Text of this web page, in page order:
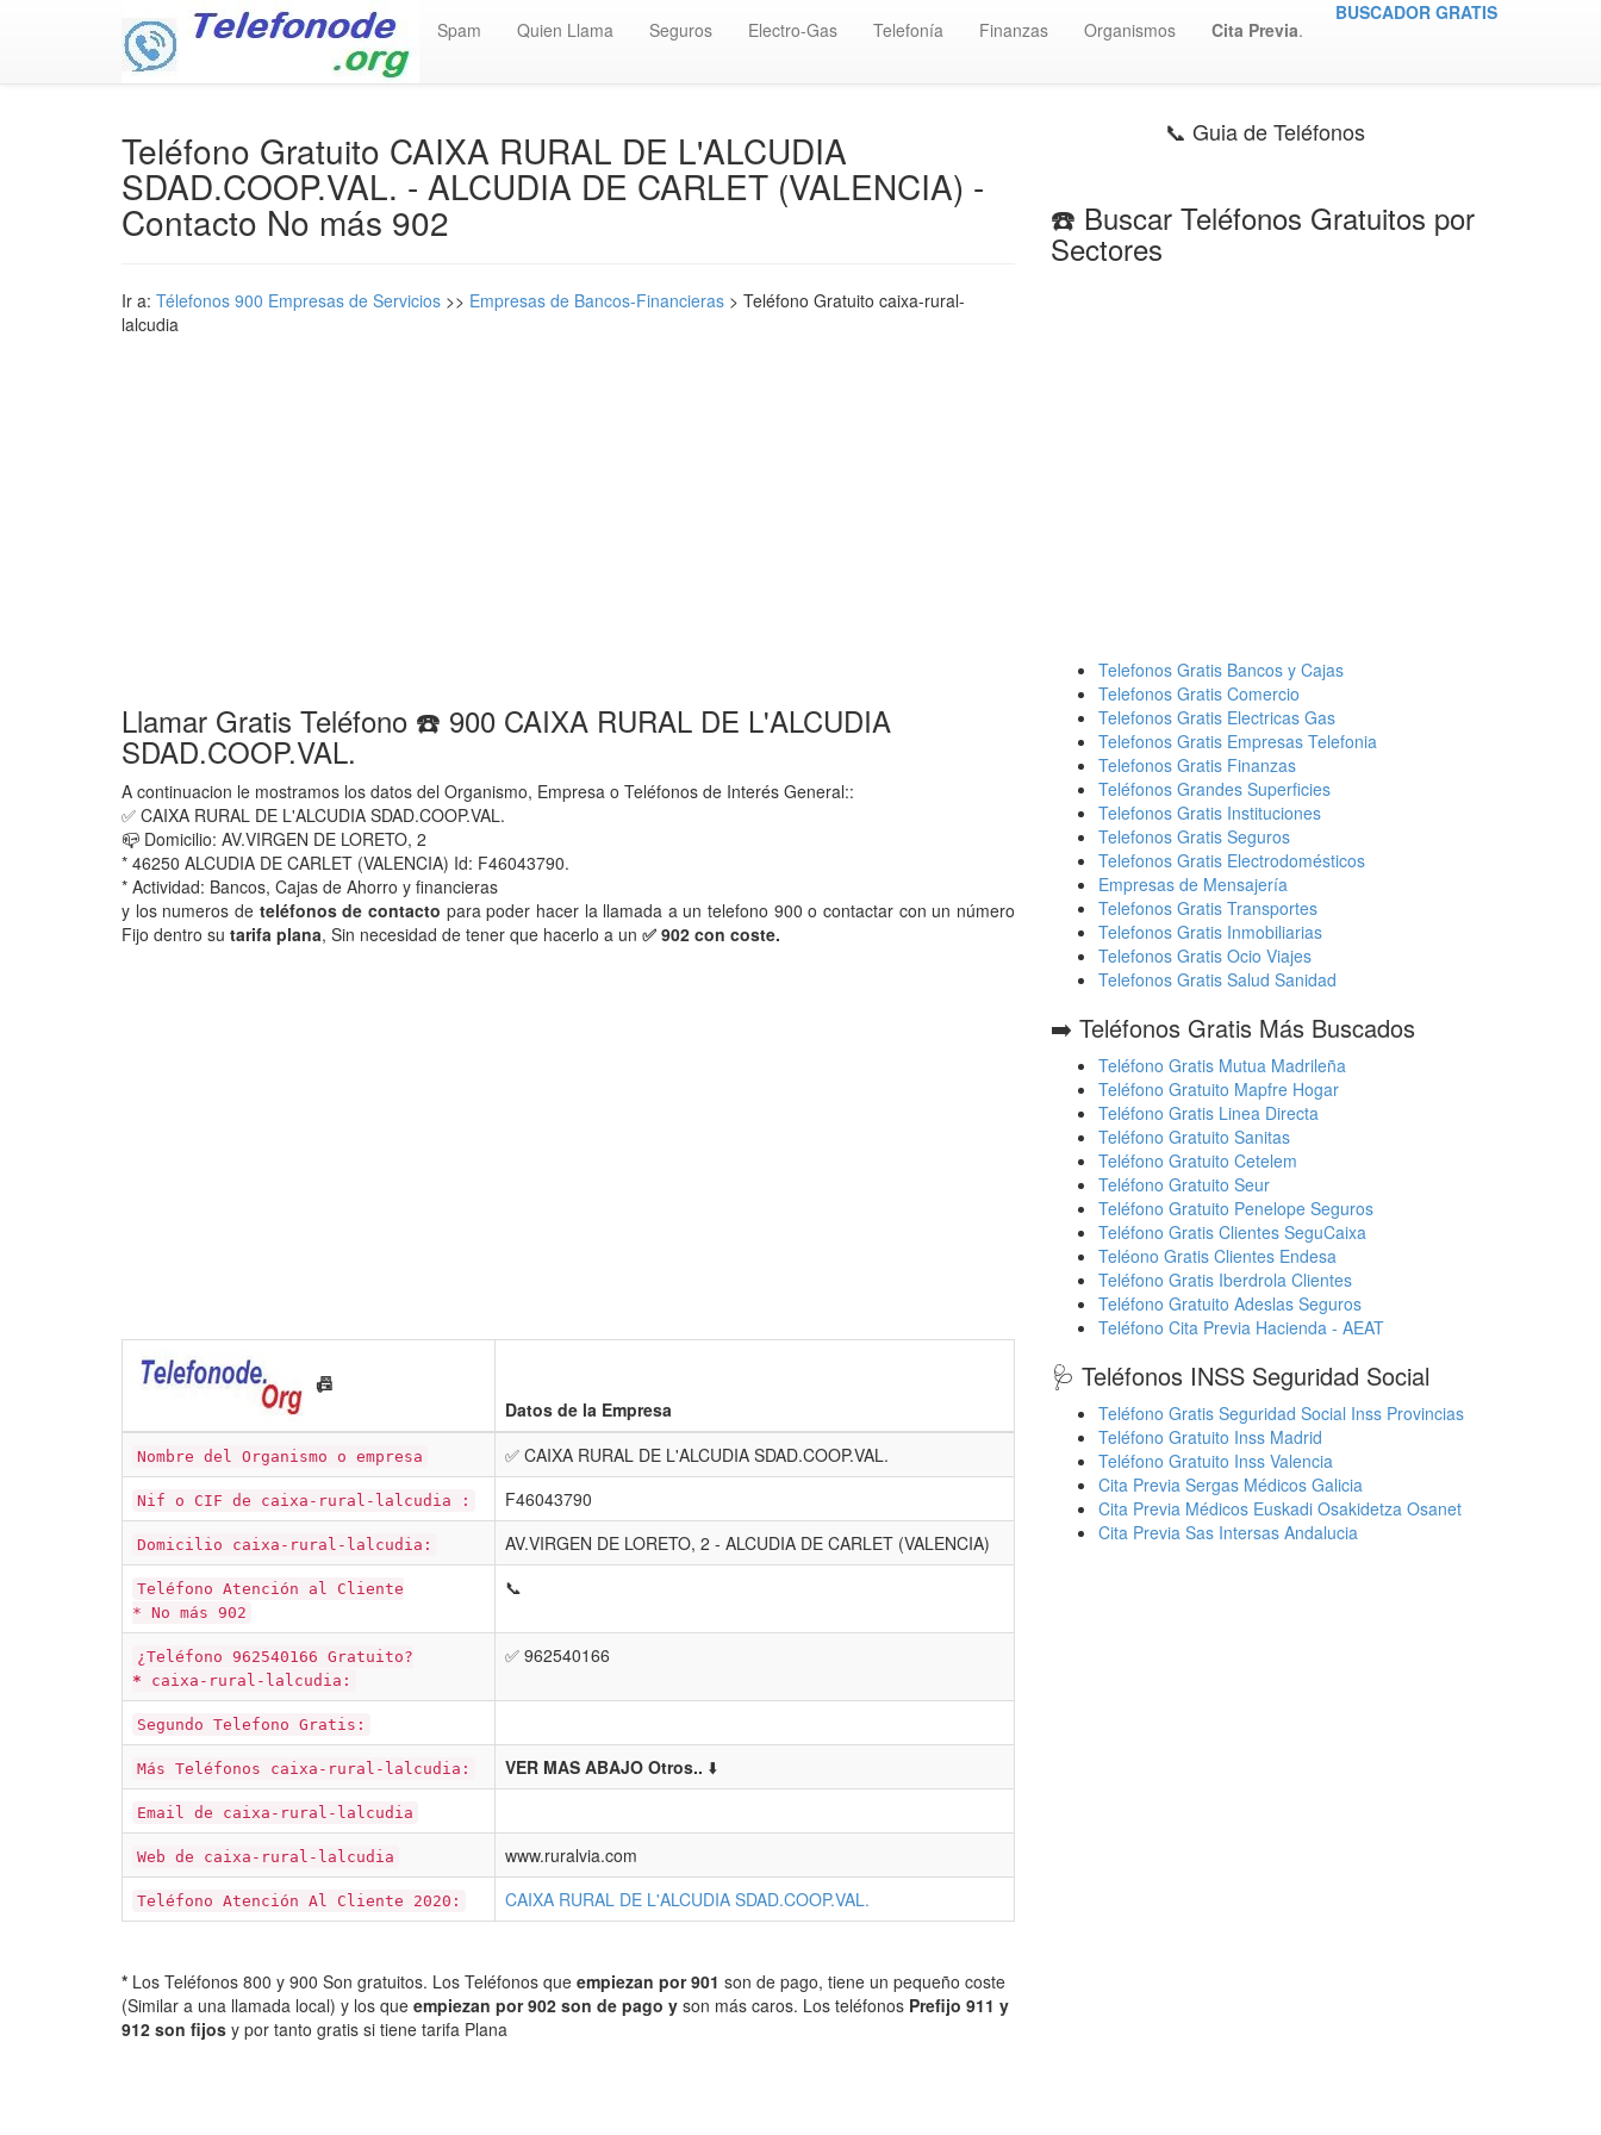
Spam Quien Llama Seguros Electro-Gas Telefonía Finanzas Organismos Cita Previa.
BUSCADOR GRATIS
Teléfono Gratuito CAIXA RURAL DE L'ALCUDIA
SDAD.COOP.VAL. - ALCUDIA DE CARLET (VALENCIA) -
Contacto No más 902
Ir a: Télefonos 900 Empresas de Servicios >> Empresas de Bancos-Financieras > Teléfono Gratuito caixa-rural-
lalcudia
Llamar Gratis Teléfono ☎️ 900 CAIXA RURAL DE L'ALCUDIA
SDAD.COOP.VAL.
A continuacion le mostramos los datos del Organismo, Empresa o Teléfonos de Interés General::
✅ CAIXA RURAL DE L'ALCUDIA SDAD.COOP.VAL.
📪 Domicilio: AV.VIRGEN DE LORETO, 2
* 46250 ALCUDIA DE CARLET (VALENCIA) Id: F46043790.
* Actividad: Bancos, Cajas de Ahorro y financieras
y los numeros de teléfonos de contacto para poder hacer la llamada a un telefono 900 o contactar con un número
Fijo dentro su tarifa plana, Sin necesidad de tener que hacerlo a un ✅ 902 con coste.
📠
Datos de la Empresa
Nombre del Organismo o empresa ✅ CAIXA RURAL DE L'ALCUDIA SDAD.COOP.VAL.
Nif o CIF de caixa-rural-lalcudia : F46043790
Domicilio caixa-rural-lalcudia: AV.VIRGEN DE LORETO, 2 - ALCUDIA DE CARLET (VALENCIA)
Teléfono Atención al Cliente
* No más 902
📞
¿Teléfono 962540166 Gratuito?
* caixa-rural-lalcudia:
✅ 962540166
Segundo Telefono Gratis:
Más Teléfonos caixa-rural-lalcudia: VER MAS ABAJO Otros.. ⬇️
Email de caixa-rural-lalcudia
Web de caixa-rural-lalcudia www.ruralvia.com
Teléfono Atención Al Cliente 2020: CAIXA RURAL DE L'ALCUDIA SDAD.COOP.VAL.
* Los Teléfonos 800 y 900 Son gratuitos. Los Teléfonos que empiezan por 901 son de pago, tiene un pequeño coste
(Similar a una llamada local) y los que empiezan por 902 son de pago y son más caros. Los teléfonos Prefijo 911 y
912 son fijos y por tanto gratis si tiene tarifa Plana
📞 Guia de Teléfonos
☎️ Buscar Teléfonos Gratuitos por
Sectores
Telefonos Gratis Bancos y Cajas
Telefonos Gratis Comercio
Telefonos Gratis Electricas Gas
Telefonos Gratis Empresas Telefonia
Telefonos Gratis Finanzas
Teléfonos Grandes Superficies
Telefonos Gratis Instituciones
Telefonos Gratis Seguros
Telefonos Gratis Electrodomésticos
Empresas de Mensajería
Telefonos Gratis Transportes
Telefonos Gratis Inmobiliarias
Telefonos Gratis Ocio Viajes
Telefonos Gratis Salud Sanidad
➡️ Teléfonos Gratis Más Buscados
Teléfono Gratis Mutua Madrileña
Teléfono Gratuito Mapfre Hogar
Teléfono Gratis Linea Directa
Teléfono Gratuito Sanitas
Teléfono Gratuito Cetelem
Teléfono Gratuito Seur
Teléfono Gratuito Penelope Seguros
Teléfono Gratis Clientes SeguCaixa
Teléono Gratis Clientes Endesa
Teléfono Gratis Iberdrola Clientes
Teléfono Gratuito Adeslas Seguros
Teléfono Cita Previa Hacienda - AEAT
🩺 Teléfonos INSS Seguridad Social
Teléfono Gratis Seguridad Social Inss Provincias
Teléfono Gratuito Inss Madrid
Teléfono Gratuito Inss Valencia
Cita Previa Sergas Médicos Galicia
Cita Previa Médicos Euskadi Osakidetza Osanet
Cita Previa Sas Intersas Andalucia